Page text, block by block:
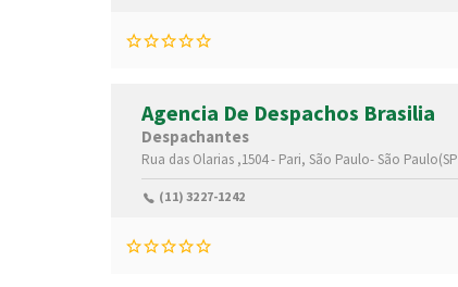
Agencia De Despachos Brasilia
Despachantes
Rua das Olarias ,1504 - Pari, São Paulo-São Paulo(SP)
(11) 3227-1242